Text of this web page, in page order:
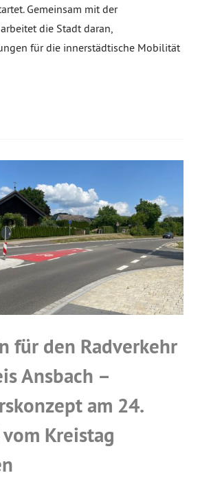
Gemeinsam mit der
die Stadt daran,
für die innerstädtische Mobilität
für den Radverkehr
Ansbach –
am 24.
Kreistag